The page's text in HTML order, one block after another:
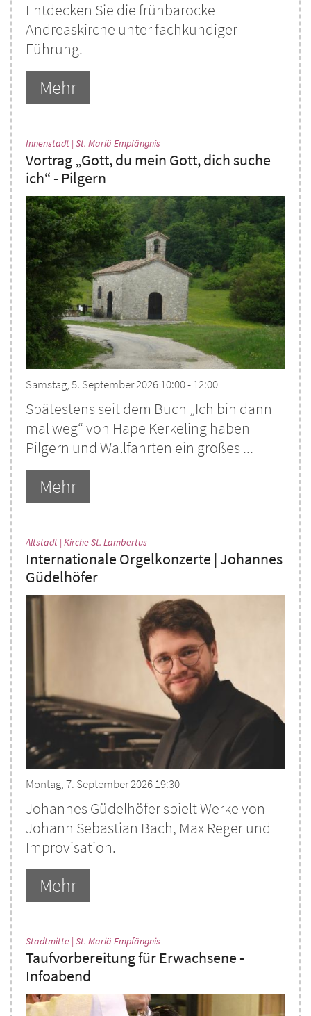
Entdecken Sie die frühbarocke
Andreaskirche unter fachkundiger
Führung.
Mehr
Innenstadt | St. Mariä Empfängnis
Vortrag „Gott, du mein Gott, dich suche
ich“ - Pilgern
Samstag, 5. September 2026 10:00 - 12:00
Spätestens seit dem Buch „Ich bin dann
mal weg“ von Hape Kerkeling haben
Pilgern und Wallfahrten ein großes ...
Mehr
Altstadt | Kirche St. Lambertus
Internationale Orgelkonzerte | Johannes
Güdelhöfer
Montag, 7. September 2026 19:30
Johannes Güdelhöfer spielt Werke von
Johann Sebastian Bach, Max Reger und
Improvisation.
Mehr
Stadtmitte | St. Mariä Empfängnis
Taufvorbereitung für Erwachsene -
Infoabend